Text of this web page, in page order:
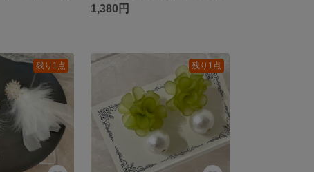
1,380円
残り1点 残り1点